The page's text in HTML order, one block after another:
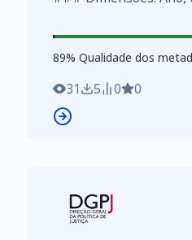
### Métricas:
89%
89% Qualidade dos
31 5 0 0